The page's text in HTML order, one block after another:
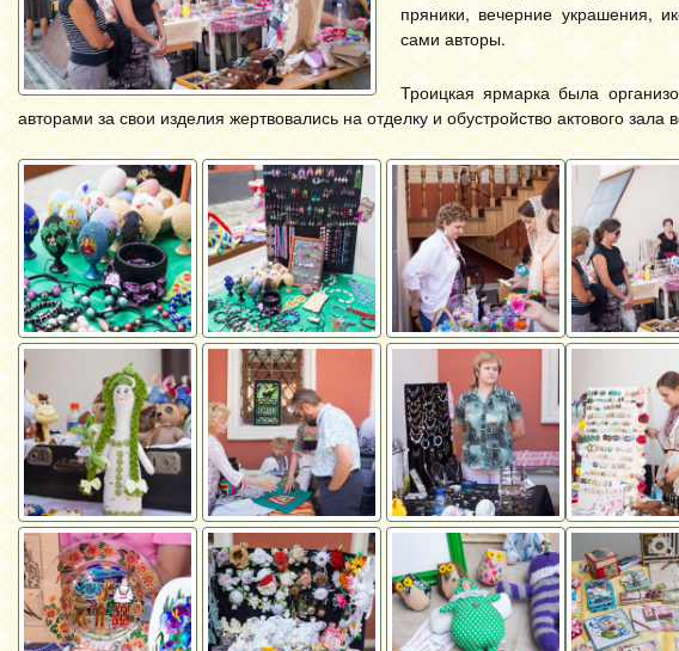
пряники, вечерние украшения,
сами авторы.
Троицкая ярмарка была
авторами за свои изделия жертвовались на отделку и обустройство актового